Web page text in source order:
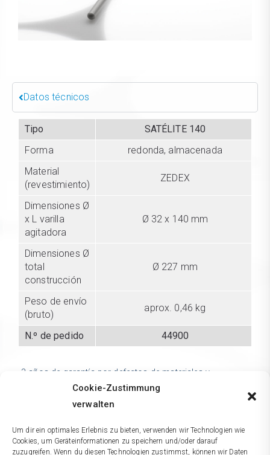
Cookie-Zustimmung
verwalten
Um dir ein optimales Erlebnis zu bieten, verwenden wir Technologien wie
Cookies, um Geräteinformationen zu speichern und/oder darauf
zuzugreifen. Wenn du diesen Technologien zustimmst, können wir Daten
Datos técnicos
Tipo
SATÉLITE 140
Forma
redonda, almacenada
Material
(revestimiento)
ZEDEX
Dimensiones Ø
x L varilla
agitadora
Ø 32 x 140 mm
Dimensiones Ø
total
construcción
Ø 227 mm
Peso de envío
(bruto)
aprox. 0,46 kg
N.º de pedido 44900
3 años de garantía por defectos de materiales y
fabricación. Sujeto a cambios técnicos. No asumimos la
responsabilidad por errores mecanográficos o
Comparación